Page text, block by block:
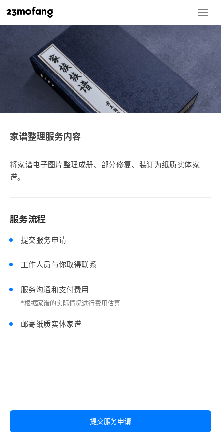
家谱整理服务内容
将家谱电子图片整理成册、部分修复、装订为纸质实体家
谱。
服务流程
提交服务申请
工作人员与你取得联系
服务沟通和支付费用
*根据家谱的实际情况进行费用估算
邮寄纸质实体家谱
提交服务申请